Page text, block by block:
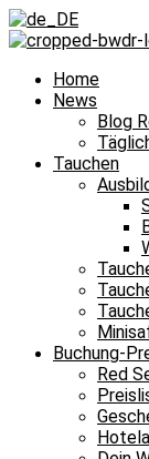
Home
News
Blog
Tauchen
Buchung-
Red